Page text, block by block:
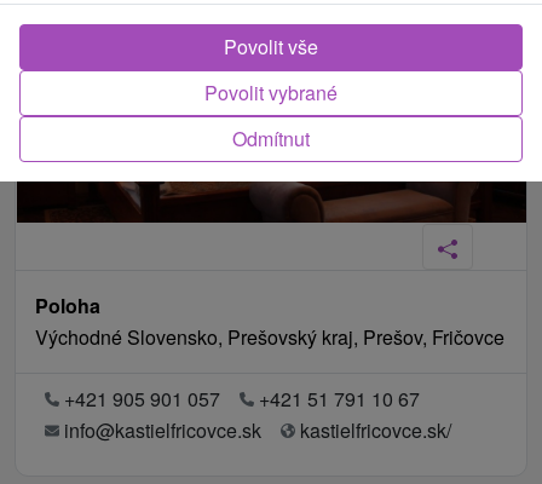
Poloha
Východné Slovensko, Prešovský kraj, Prešov, Fričovce
+421 905 901 057
+421 51 791 10 67
info@kastielfricovce.sk
kastielfricovce.sk/
Odmítnut
Povolit vybrané
Povolit vše